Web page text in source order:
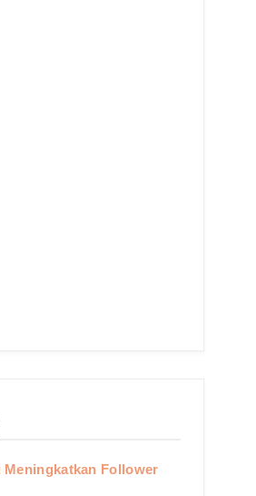
Meningkatkan Follower